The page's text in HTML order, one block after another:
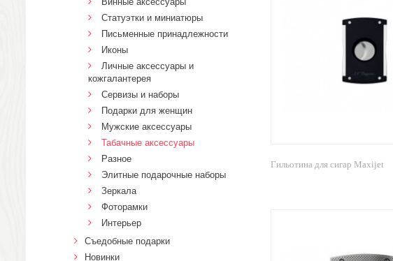
Гильотина для сигар Maxijet
Статуэтки и миниатюры
Письменные принадлежности
Иконы
Личные аксессуары и
кожгалантерея
Сервизы и наборы
Подарки для женщин
Мужские аксессуары
Табачные аксессуары
Разное
Элитные подарочные наборы
Зеркала
Фоторамки
Интерьер
Cъедобные подарки
Новинки